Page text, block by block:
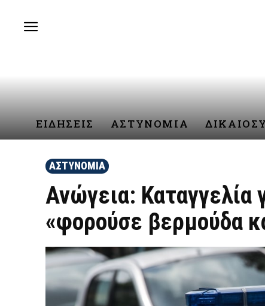
ΕΙΔΗΣΕΙΣ ΑΣΤΥΝΟΜΙΑ
ΑΣΤΥΝΟΜΙΑ
Ανώγεια: Καταγγελία
«φορούσε βερμούδα